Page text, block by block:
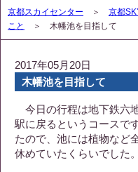
京都スカイセンター ＞ 京都
こと
＞ 木幡池を目指して
2017年05月20日
木幡池を目指して
今日の行程は地下鉄六
駅に戻るというコースで
たので、池には植物など
休めていたくらいでした。